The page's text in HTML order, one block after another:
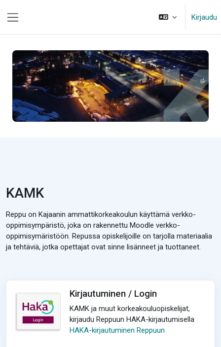
Kirjaudu
KAMK
Reppu on Kajaanin ammattikorkeakoulun käyttämä verkko-
oppimisympäristö, joka on rakennettu Moodle verkko-
oppimisymäristöön. Repussa opiskelijoille on tarjolla materiaalia
ja tehtäviä, jotka opettajat ovat sinne lisänneet ja tuottaneet.
Kirjautuminen / Login
KAMK ja muut korkeakouluopiskelijat,
kirjaudu Reppuun HAKA-kirjautumisella
HAKA-kirjautuminen Reppuun